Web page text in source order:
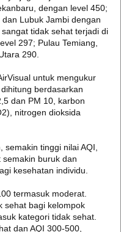
dengan level 450;
Lubuk Jambi dengan
tidak sehat terjadi di
297; Pulau Temiang,
290.
untuk mengukur
berdasarkan
dan PM 10, karbon
nitrogen dioksida
tinggi nilai AQI,
buruk dan
kesehatan individu.
termasuk moderat.
sehat bagi kelompok
kategori tidak sehat.
dan AQI 300-500,